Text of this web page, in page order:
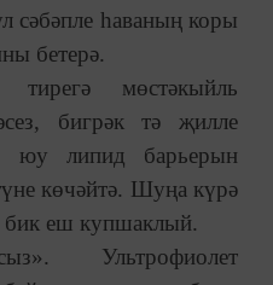
сәбәпле һаваның коры
бетерә.
мөстәкыйль
бигрәк тә җилле
юу липид барьерын
көчәйтә. Шуңа күрә
бик еш купшаклый.
Ультрофиолет